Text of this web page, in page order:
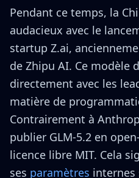
Pendant ce temps, la
audacieux avec le
startup Z.ai,
de Zhipu AI. Ce modèle
directement avec les
matière de
Contrairement à
publier GLM-5.2 en
licence libre MIT. Cela
ses paramètres internes